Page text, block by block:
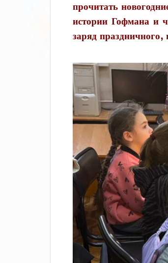
прочитать
истории Гофмана и
заряд праздничного,